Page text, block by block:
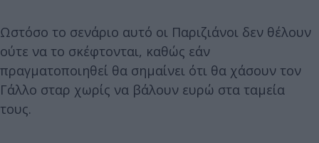
Ωστόσο το σενάριο αυτό οι Παριζιάνοι δεν θέλουν
ούτε να το σκέφτονται, καθώς εάν
πραγματοποιηθεί θα σημαίνει ότι θα χάσουν τον
Γάλλο σταρ χωρίς να βάλουν ευρώ στα ταμεία
τους.